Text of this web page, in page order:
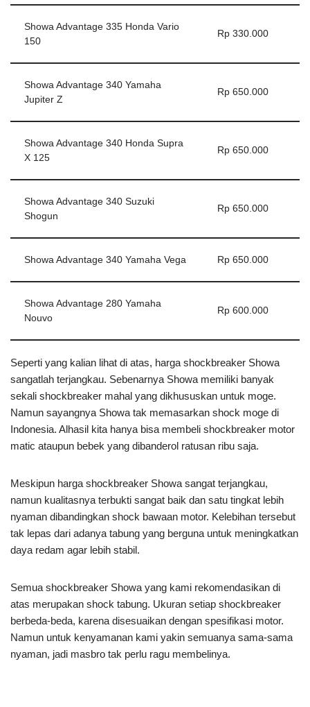
Showa Advantage 335 Honda Vario
150
Rp 330.000
Showa Advantage 340 Yamaha
Jupiter Z
Rp 650.000
Showa Advantage 340 Honda Supra
X 125
Rp 650.000
Showa Advantage 340 Suzuki
Shogun
Rp 650.000
Showa Advantage 340 Yamaha Vega Rp 650.000
Showa Advantage 280 Yamaha
Nouvo
Rp 600.000
Seperti yang kalian lihat di atas, harga shockbreaker Showa
sangatlah terjangkau. Sebenarnya Showa memiliki banyak
sekali shockbreaker mahal yang dikhususkan untuk moge.
Namun sayangnya Showa tak memasarkan shock moge di
Indonesia. Alhasil kita hanya bisa membeli shockbreaker motor
matic ataupun bebek yang dibanderol ratusan ribu saja.
Meskipun harga shockbreaker Showa sangat terjangkau,
namun kualitasnya terbukti sangat baik dan satu tingkat lebih
nyaman dibandingkan shock bawaan motor. Kelebihan tersebut
tak lepas dari adanya tabung yang berguna untuk meningkatkan
daya redam agar lebih stabil.
Semua shockbreaker Showa yang kami rekomendasikan di
atas merupakan shock tabung. Ukuran setiap shockbreaker
berbeda-beda, karena disesuaikan dengan spesifikasi motor.
Namun untuk kenyamanan kami yakin semuanya sama-sama
nyaman, jadi masbro tak perlu ragu membelinya.